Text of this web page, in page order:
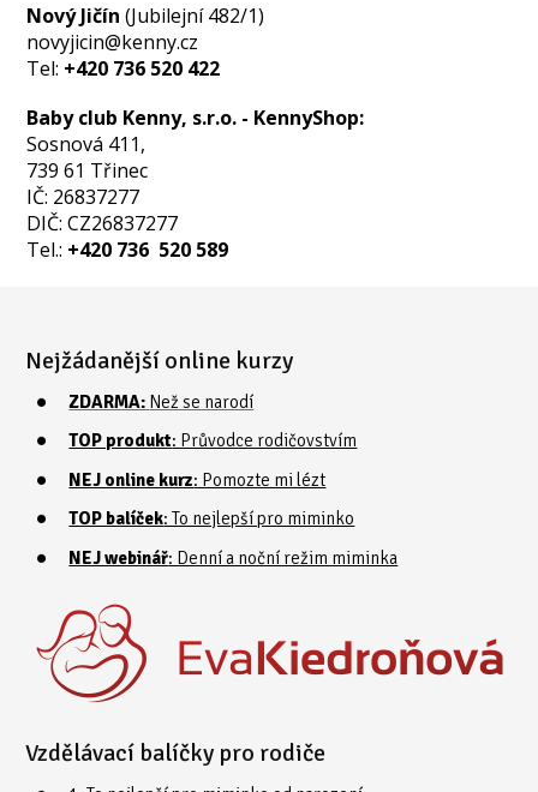
Nový Jičín (Jubilejní 482/1)
novyjicin@kenny.cz
Tel: +420 736 520 422
Baby club Kenny, s.r.o. - KennyShop:
Sosnová 411,
739 61 Třinec
IČ: 26837277
DIČ: CZ26837277
Tel.: +420 736 520 589
Nejžádanější online kurzy
ZDARMA: Než se narodí
TOP produkt: Průvodce rodičovstvím
NEJ online kurz: Pomozte mi lézt
TOP balíček: To nejlepší pro miminko
NEJ webinář: Denní a noční režim miminka
Vzdělávací balíčky pro rodiče